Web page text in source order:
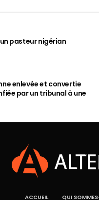
pasteur nigérian
enlevée et convertie
par un tribunal à une
ACCUEIL QUI